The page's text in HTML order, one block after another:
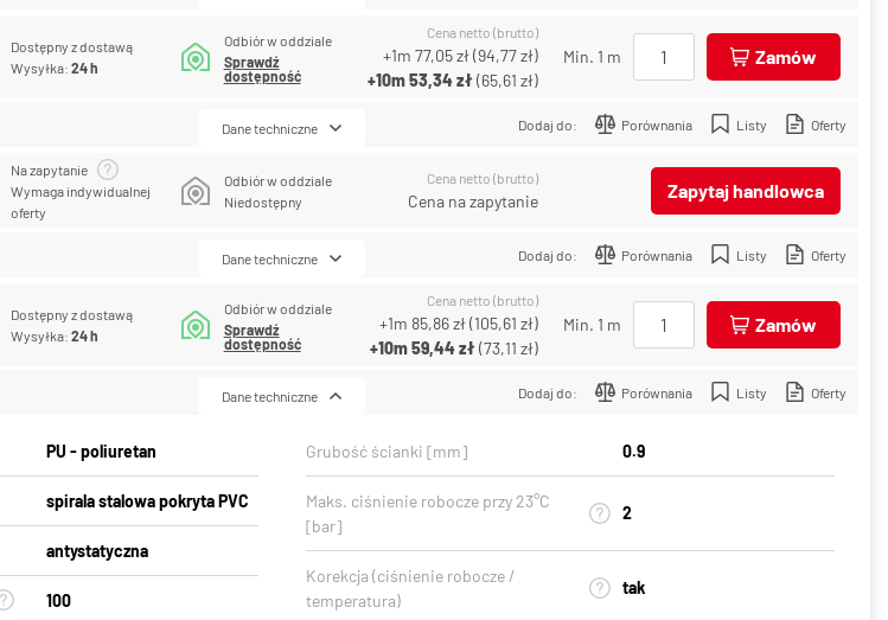
Dostępny z dostawą
Wysyłka:24 h
Odbiór w oddziale
Sprawdź
dostępność
Cena netto (brutto)
+1m 77,05 zł(94,77 zł)
+10m53,34 zł(65,61 zł)
Min. 1 m Zamów
Dodaj do: Porównania Listy Oferty
Dane techniczne
Na zapytanie
Wymaga indywidualnej
oferty
Odbiór w oddziale
Niedostępny
Cena netto (brutto)
Cena na zapytanie Zapytaj handlowca
Dodaj do: Porównania Listy Oferty
Dane techniczne
Dostępny z dostawą
Wysyłka:24 h
Odbiór w oddziale
Sprawdź
dostępność
Cena netto (brutto)
+1m 85,86 zł(105,61 zł)
+10m59,44 zł(73,11 zł)
Min. 1 m Zamów
Dodaj do: Porównania Listy Oferty
Dane techniczne
PU - poliuretan
spirala stalowa pokryta PVC
antystatyczna
100
Grubość ścianki [mm] 0.9
Maks. ciśnienie robocze przy 23°C
[bar]
2
Korekcja (ciśnienie robocze /
temperatura)
tak